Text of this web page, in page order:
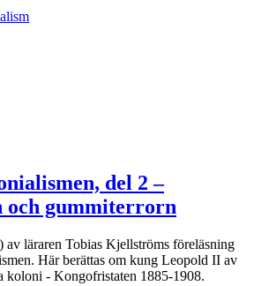
del 2 –
och gummiterrorn
av läraren Tobias Kjellströms föreläsning
Här berättas om kung Leopold II av
koloni - Kongofristaten 1885-1908.